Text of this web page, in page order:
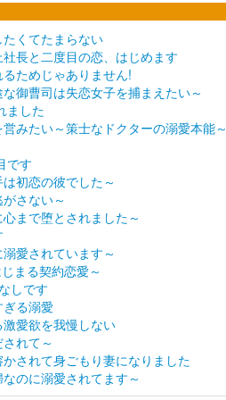
くてたまらない
長と二度目の恋、はじめます
ためじゃありません!
御曹司は失恋女子を捕まえたい～
ました
みたい～策士なドクターの溺愛本能～
です
初恋の彼でした～
さない～
まで堕とされました～
愛されています～
まる契約恋愛～
しです
る溺愛
愛欲を我慢しない
れて～
されて身ごもり妻になりました
のに溺愛されてます～